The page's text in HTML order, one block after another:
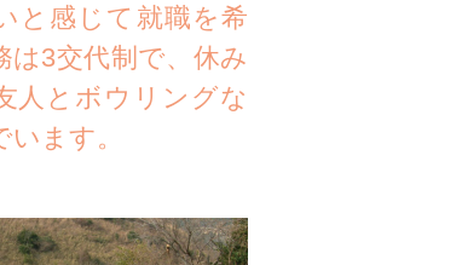
と感じて就職を希
は3交代制で、休み
人とボウリングな
ます。